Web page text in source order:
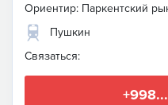
Ориентир: Паркентский
Пушкин
Связаться: